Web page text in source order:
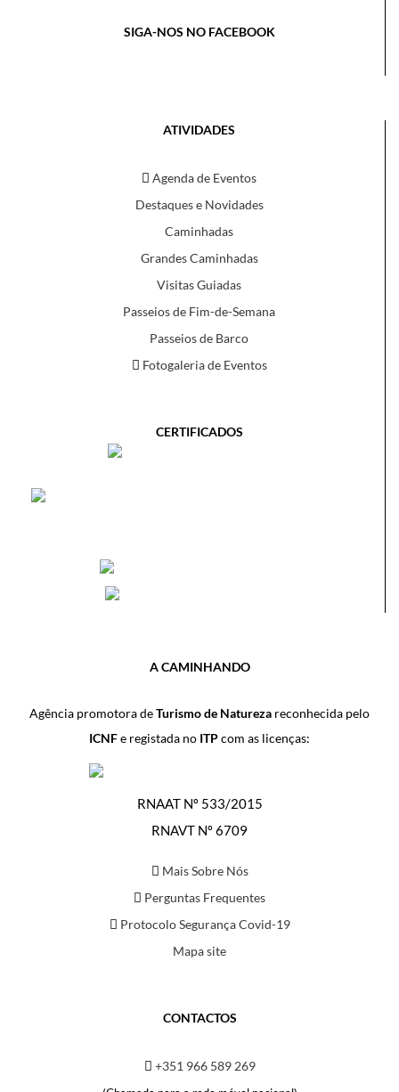
SIGA-NOS NO FACEBOOK
ATIVIDADES
Agenda de Eventos
Destaques e Novidades
Caminhadas
Grandes Caminhadas
Visitas Guiadas
Passeios de Fim-de-Semana
Passeios de Barco
Fotogaleria de Eventos
CERTIFICADOS
A CAMINHANDO
Agência promotora deTurismo de Natureza reconhecida pelo
ICNFe registada no ITPcom as licenças:
RNAAT Nº 533/2015
RNAVT Nº 6709
Mais Sobre Nós
Perguntas Frequentes
Protocolo Segurança Covid-19
Mapa site
CONTACTOS
+351 966 589 269